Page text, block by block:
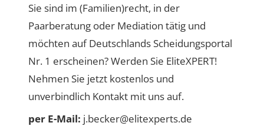
Sie sind im (Familien)recht, in der
Paarberatung oder Mediation tätig und
möchten auf Deutschlands Scheidungsportal
Nr. 1 erscheinen? Werden Sie EliteXPERT!
Nehmen Sie jetzt kostenlos und
unverbindlich Kontakt mit uns auf.
per E-Mail: j.becker@elitexperts.de